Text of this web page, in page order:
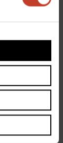
Ein unnötig
ebenso
in der
einen Spieler
aber durch
Stöcking!),